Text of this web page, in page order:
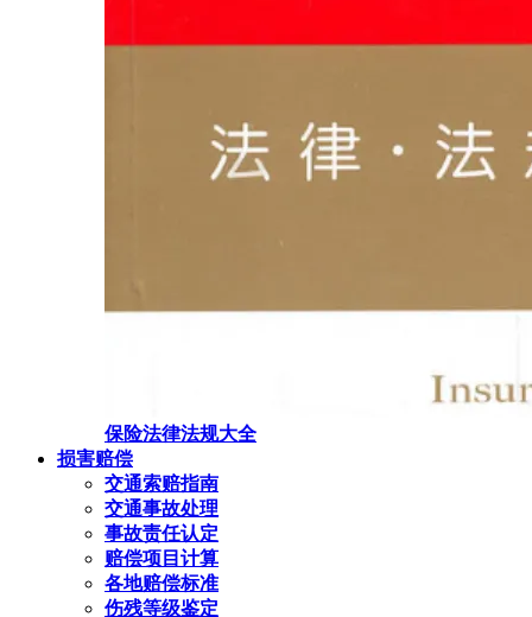
保险法律法规大全
损害赔偿
交通索赔指南
交通事故处理
事故责任认定
赔偿项目计算
各地赔偿标准
伤残等级鉴定